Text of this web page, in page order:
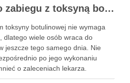
Czego unikać po zabiegu z toksyną botulinową?
toksyny botulinowej nie wymaga
dlatego wiele osób wraca do
jeszcze tego samego dnia. Nie
po jego wykonaniu
o zaleceniach lekarza.
zabiegu mają znaczenie dla